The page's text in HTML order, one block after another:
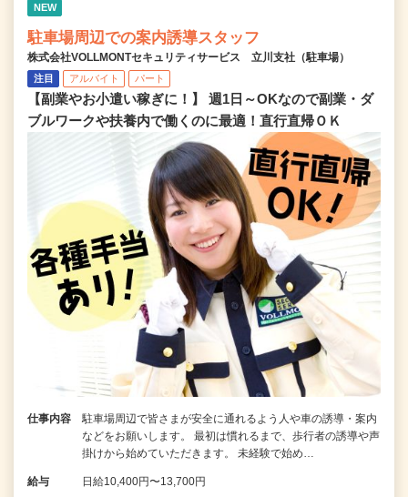
NEW
駐車場周辺での案内誘導スタッフ
株式会社VOLLMONTセキュリティサービス 立川支社（駐車場）
注目 アルバイト パート
【副業やお小遣い稼ぎに！】 週1日～OKなので副業・ダ
ブルワークや扶養内で働くのに最適！直行直帰ＯＫ
仕事内容
駐車場周辺で皆さまが安全に通れるよう人や車の誘導・案内
などをお願いします。 最初は慣れるまで、歩行者の誘導や声
掛けから始めていただきます。 未経験で始め…
給与 日給10,400円〜13,700円